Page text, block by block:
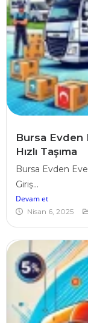
Bursa Evden
Hızlı Taşıma
Bursa Evden
Giriş...
Devam et
Nisan 6, 2025